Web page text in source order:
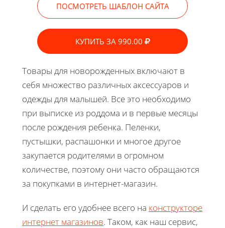
ПОСМОТРЕТЬ ШАБЛОН САЙТА
КУПИТЬ ЗА 990.00
Товары для новорожденных включают в
себя множество различных аксессуаров и
одежды для малышей. Все это необходимо
при выписке из роддома и в первые месяцы
после рождения ребенка. Пеленки,
пустышки, распашонки и многое другое
закупается родителями в огромном
количестве, поэтому они часто обращаются
за покупками в интернет-магазин.
И сделать его удобнее всего на конструкторе
интернет магазинов. Таком, как наш сервис,